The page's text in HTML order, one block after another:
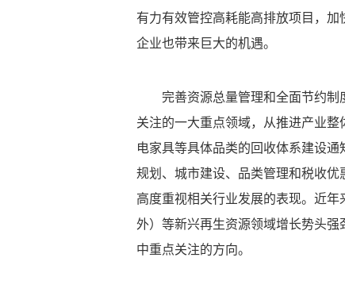
有力有效管控高耗能高排放项目，
企业也带来巨大的机遇。
完善资源总量管理和全面节约
关注的一大重点领域，从推进产业
电家具等具体品类的回收体系建设
规划、城市建设、品类管理和税收
高度重视相关行业发展的表现。近
外）等新兴再生资源领域增长势头
中重点关注的方向。